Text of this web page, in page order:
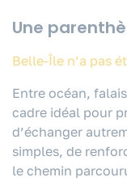
Une
Belle-Île n’a pas
Entre océan,
cadre idéal pour
d’échanger
simples, de
le chemin